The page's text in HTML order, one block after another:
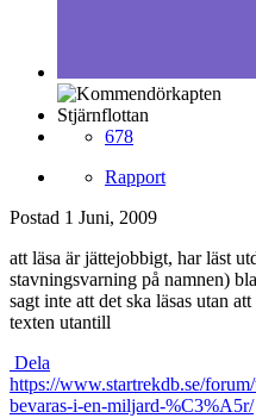
Stjärnflottan
678
Rapport
Postad 1 Juni, 2009
att läsa är jättejobbigt, har läst
stavningsvarning på namnen)
sagt inte att det ska läsas utan
texten utantill
Dela
https://www.startrekdb.se/
bevaras-i-en-miljard-%C3%A5r/